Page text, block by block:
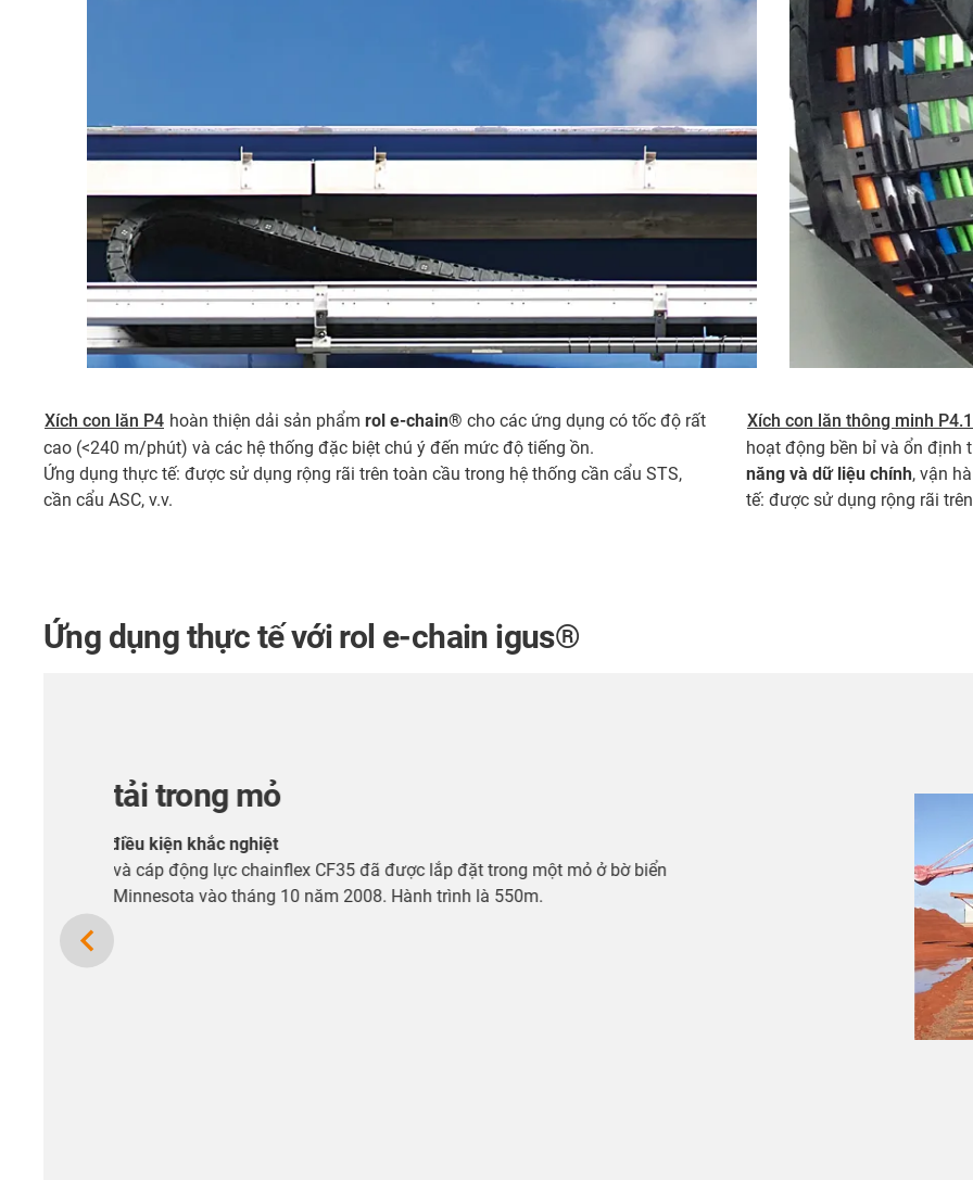
Xích con lăn P4 hoàn thiện dải sản phẩm rol e-chain® cho các ứng dụng có tốc độ rất
cao (<240 m/phút) và các hệ thống đặc biệt chú ý đến mức độ tiếng ồn.
Ứng dụng thực tế: được sử dụng rộng rãi trên toàn cầu trong hệ thống cần cẩu STS,
cần cẩu ASC, v.v.
Xích con lăn thông minh P4.1
hoạt động bền bỉ và ổn định
năng và dữ liệu chính, vận
tế: được sử dụng rộng rãi
Ứng dụng thực tế với rol e-chain igus®
Giải pháp cấp điện hoạt động ổn định trong điều
Các hệ thống cấp điện của igus® – bao gồm xích dẫn
chainflex® và hệ thống cảm biến đẩy/kéo (push/pull
băng tải, đảm bảo truyền tải năng lượng và dữ liệu an